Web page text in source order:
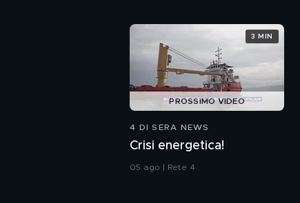
PROSSIMO VIDEO
4 DI SERA NEWS
Crisi energetica!
05 ago | Rete 4
3 MIN